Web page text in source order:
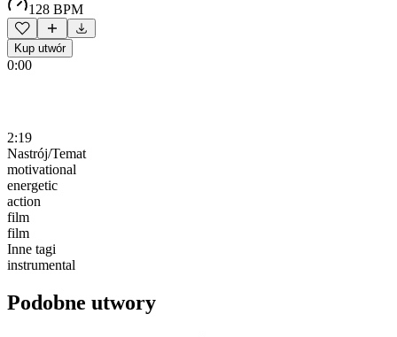
128 BPM
Kup utwór
0:00
2:19
Nastrój/Temat
motivational
energetic
action
film
film
Inne tagi
instrumental
Podobne utwory